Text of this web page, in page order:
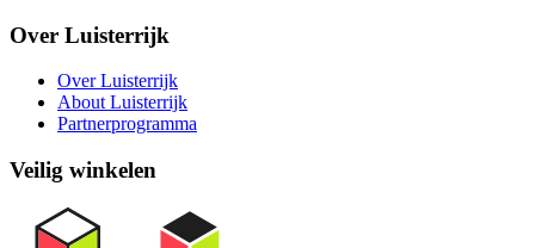
Over Luisterrijk
Over Luisterrijk
About Luisterrijk
Partnerprogramma
Veilig winkelen